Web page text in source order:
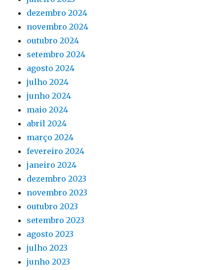
dezembro 2024
novembro 2024
outubro 2024
setembro 2024
agosto 2024
julho 2024
junho 2024
maio 2024
abril 2024
março 2024
fevereiro 2024
janeiro 2024
dezembro 2023
novembro 2023
outubro 2023
setembro 2023
agosto 2023
julho 2023
junho 2023